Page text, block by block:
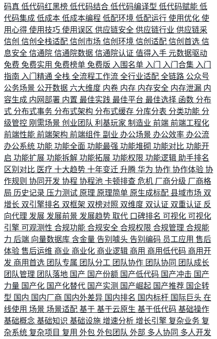
码真 低代码红黑榜 低代码结合 低代码编译型 低代码赋能 低
代码集成 低成本 低成本编程 低配环境 低配运行 使用优化 使
用心得 使用技巧 使用误区 供应链安全 供应链行业 供应链采
信创 信创全栈适配 信创市场 信创环境 信创适配 信创首选 信
息安全 信通院 信通院数据 信通院认证 值得入手 元数据驱动
免费 免费实用 免费榜单 免费版 入围名单 入门 入门合集 入门
指南 入门精通 全栈 全流程工作流 全行业适配 全链路 公众号
公务场景 公开数据 六大维度 内卷 内存 内存安全 内存泄漏 内
容生成 内网部署 内置 最佳实践 最佳平台 最佳选择 函数 分布
式 分布式事务 分布式架构 分布式缓存 分库分表 分类功能 分
级管控 刚需场景 创业团队 利基玩家 制造业 前端 前端工程化
前端性能 前端架构 前端组件 副业 办公场景 办公效率 办公流
办公系统 功能 功能全面 功能最强 功能堆砌 功能对比 功能开
启 功能扩展 功能拆解 功能拓展 功能权限 功能逻辑 助手排名
区别对比 医疗 十大趋势 十年变迁 升腾 华为 协作 协作体验 协
作规则 协同开发 协程 协程池 卡顿排查 危机 厂商分级 厂商格
局 历史记录 压力测试 原理 原理简单 原生成标配 县域市场 双
增长 双引擎排名 双框架 双榜对照 双维度 双认证 双重认证 反
向代理 发展 发展前景 发展趋势 取代 口碑排名 可视化 可视化
引擎 可观测性 合规功能 合规安全 合规权限 合规管理 合规能
力 后端 向量数据库 含金量 告别噱头 告别编码 员工应用 售后
体验 售后运维 商业 商业化 商业逻辑 商用 商用低代码 商用开
发 商用首选 团队专属 团队分工 团队协作 团队协同 团队成长
团队管理 团队落地 国产 国产份额 国产低代码 国产冲击 国产
力量 国产化 国产化替代 国产实测 国产崛起 国产推荐 国企转
型 国内 国内厂商 国内外差异 国内排名 国内标杆 国际巨头 在
线使用 场景 场景适配 基于 基于云原生 基于低代码 基础操作
基础概念 基础知识 基础设施 增速分析 增长引擎 复杂业务 复
杂系统 复杂项目 复用 外包 外包团队 外部 多人协同 多人开发